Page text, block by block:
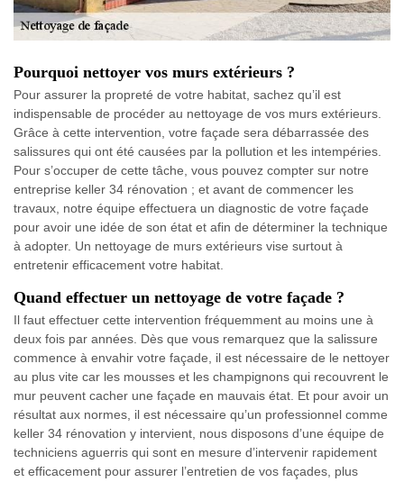
Pourquoi nettoyer vos murs extérieurs ?
Pour assurer la propreté de votre habitat, sachez qu’il est
indispensable de procéder au nettoyage de vos murs extérieurs.
Grâce à cette intervention, votre façade sera débarrassée des
salissures qui ont été causées par la pollution et les intempéries.
Pour s’occuper de cette tâche, vous pouvez compter sur notre
entreprise keller 34 rénovation ; et avant de commencer les
travaux, notre équipe effectuera un diagnostic de votre façade
pour avoir une idée de son état et afin de déterminer la technique
à adopter. Un nettoyage de murs extérieurs vise surtout à
entretenir efficacement votre habitat.
Quand effectuer un nettoyage de votre façade ?
Il faut effectuer cette intervention fréquemment au moins une à
deux fois par années. Dès que vous remarquez que la salissure
commence à envahir votre façade, il est nécessaire de le nettoyer
au plus vite car les mousses et les champignons qui recouvrent le
mur peuvent cacher une façade en mauvais état. Et pour avoir un
résultat aux normes, il est nécessaire qu’un professionnel comme
keller 34 rénovation y intervient, nous disposons d’une équipe de
techniciens aguerris qui sont en mesure d’intervenir rapidement
et efficacement pour assurer l’entretien de vos façades, plus